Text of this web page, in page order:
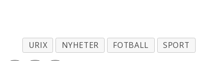
URIX NYHETER FOTBALL SPORT